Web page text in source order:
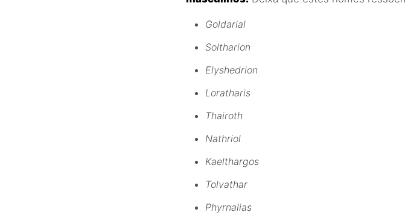
Goldarial
Soltharion
Elyshedrion
Loratharis
Thairoth
Nathriol
Kaelthargos
Tolvathar
Phyrnalias